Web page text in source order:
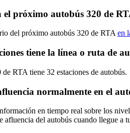
el próximo autobús 320 de
del próximo autobús 320 de RTA en
tiene la línea o ruta de
RTA tiene 32 estaciones de autobús.
normalmente en el
en tiempo real sobre los
afluencia del autobús cuando llegue a